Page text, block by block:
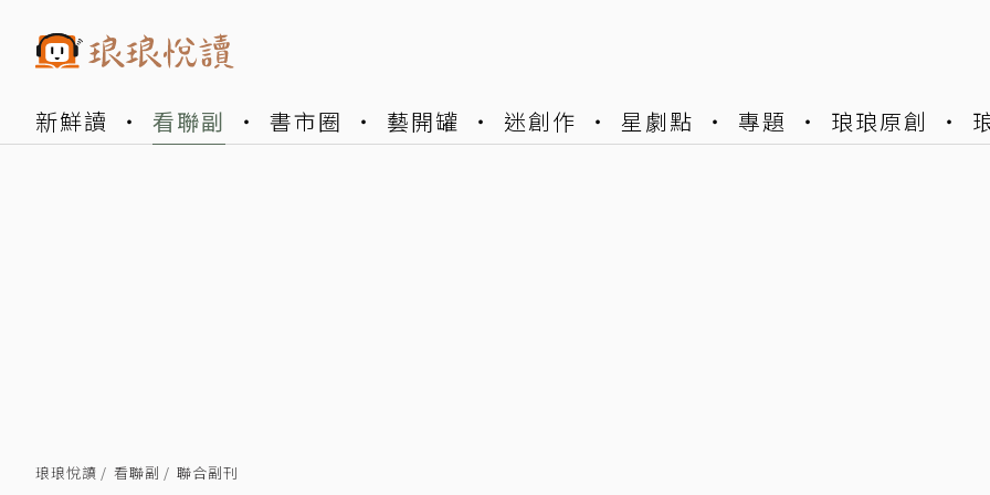
新鮮讀 看聯副 書市圈 藝開罐 迷創作 星劇點 專題 琅琅原創
琅琅悅讀 看聯副 聯合副刊